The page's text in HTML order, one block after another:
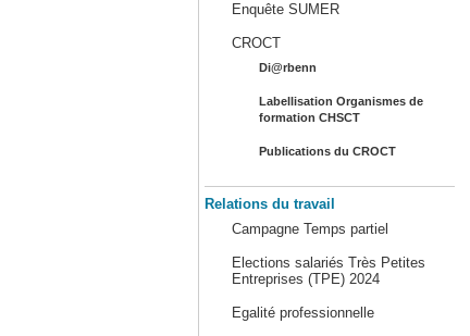
Enquête SUMER
CROCT
Di@rbenn
Labellisation Organismes de
formation CHSCT
Publications du CROCT
Relations du travail
Campagne Temps partiel
Elections salariés Très Petites
Entreprises (TPE) 2024
Egalité professionnelle